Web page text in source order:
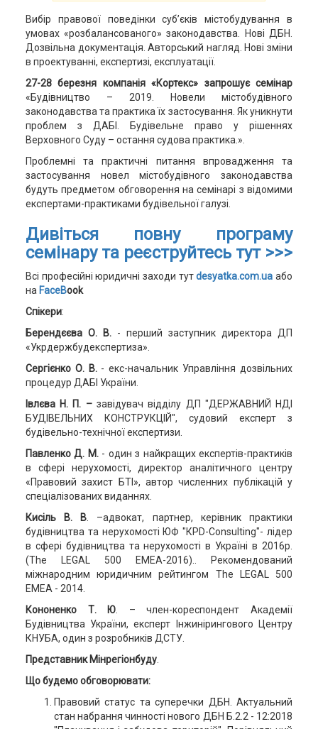
Вибір правової поведінки суб’єків містобудування в
умовах «розбалансованого» законодавства. Нові ДБН.
Дозвільна документація. Авторський нагляд. Нові зміни
в проектуванні, експертизі, експлуатації.
27-28 березня компанія «Кортекс» запрошує семінар
«Будівництво – 2019. Новели містобудівного
законодавства та практика їх застосування. Як уникнути
проблем з ДАБІ. Будівельне право у рішеннях
Верховного Суду – остання судова практика.».
Проблемні та практичні питання впровадження та
застосування новел містобудівного законодавства
будуть предметом обговорення на семінарі з відомими
експертами-практиками будівельної галузі.
Дивіться повну програму
семінару та реєструйтесь тут >>>
Всі професійні юридичні заходи тутdesyatka.com.ua або
на FaceBook
Спікери:
Берендєєва О. В. - перший заступник директора ДП
«Укрдержбудекспертиза».
Сергієнко О. В.- екс-начальник Управління дозвільних
процедур ДАБІ України.
Івлєва Н. П. – завідувач відділу ДП "ДЕРЖАВНИЙ НДІ
БУДІВЕЛЬНИХ КОНСТРУКЦІЙ", судовий експерт з
будівельно-технічної експертизи.
Павленко Д. М.- один з найкращих експертів-практиків
в сфері нерухомості, директор аналітичного центру
«Правовий захист БТІ», автор численних публікацій у
спеціалізованих виданнях.
Кисіль В. В . –адвокат, партнер, керівник практики
будівництва та нерухомості ЮФ "КРD-Consulting"- лідер
в сфері будівництва та нерухомості в Україні в 2016р.
(The LEGAL 500 EMEA-2016).. Рекомендований
міжнародним юридичним рейтингом The LEGAL 500
EMEA - 2014.
Кононенко Т. Ю . – член-кореспондент Академії
Будівництва України, експерт Інжинірингового Центру
КНУБА, один з розробників ДСТУ.
Представник Мінрегіонбуду.
Що будемо обговорювати:
Правовий статус та суперечки ДБН. Актуальний
стан набрання чинності нового ДБН Б.2.2 - 12:2018